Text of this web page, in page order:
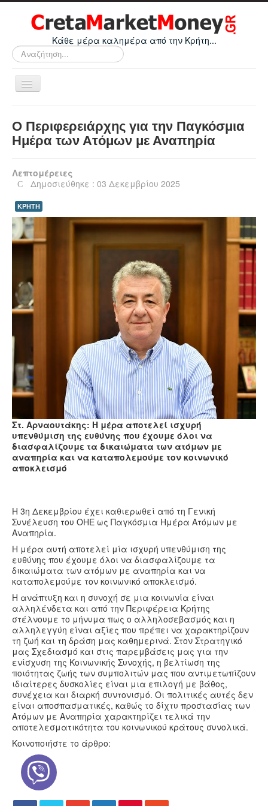
Κάθε μέρα καλημέρα από την Κρήτη...
Αναζήτηση...
Εναλλαγή
πλοήγησης
Οικονομικά
Ελλάδα
Κόσμος
Απόψεις
Υγεία
Πολιτισμός
Ο Περιφερειάρχης για την Παγκόσμια
Ημέρα των Ατόμων με Αναπηρία
Λεπτομέρειες
Δημοσιεύθηκε : 03 Δεκεμβρίου 2025
ΚΡΗΤΗ
Στ. Αρναουτάκης: Η μέρα αποτελεί ισχυρή
υπενθύμιση της ευθύνης που έχουμε όλοι να
διασφαλίζουμε τα δικαιώματα των ατόμων με
αναπηρία και να καταπολεμούμε τον κοινωνικό
αποκλεισμό
Η 3η Δεκεμβρίου έχει καθιερωθεί από τη Γενική
Συνέλευση του ΟΗΕ ως Παγκόσμια Ημέρα Ατόμων με
Αναπηρία.
Η μέρα αυτή αποτελεί μία ισχυρή υπενθύμιση της
ευθύνης που έχουμε όλοι να διασφαλίζουμε τα
δικαιώματα των ατόμων με αναπηρία και να
καταπολεμούμε τον κοινωνικό αποκλεισμό.
Η ανάπτυξη και η συνοχή σε μια κοινωνία είναι
αλληλένδετα και από την Περιφέρεια Κρήτης
στέλνουμε το μήνυμα πως ο αλληλοσεβασμός και η
αλληλεγγύη είναι αξίες που πρέπει να χαρακτηρίζουν
τη ζωή και τη δράση μας καθημερινά. Στον Στρατηγικό
μας Σχεδιασμό και στις παρεμβάσεις μας για την
ενίσχυση της Κοινωνικής Συνοχής, η βελτίωση της
ποιότητας ζωής των συμπολιτών μας που αντιμετωπίζουν
ιδιαίτερες δυσκολίες είναι μια επιλογή με βάθος,
συνέχεια και διαρκή συντονισμό. Οι πολιτικές αυτές δεν
είναι αποσπασματικές, καθώς το δίχτυ προστασίας των
Ατόμων με Αναπηρία χαρακτηρίζει τελικά την
αποτελεσματικότητα του κοινωνικού κράτους συνολικά.
Κοινοποιήστε το άρθρο: